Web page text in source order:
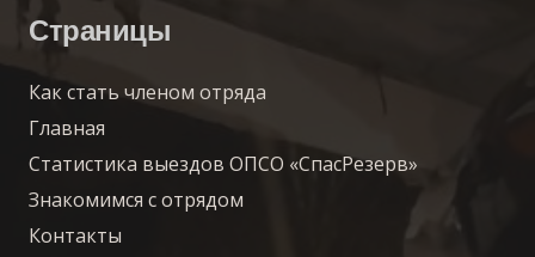
Страницы
Как стать членом отряда
Главная
Статистика выездов ОПСО «СпасРезерв»
Знакомимся с отрядом
Контакты